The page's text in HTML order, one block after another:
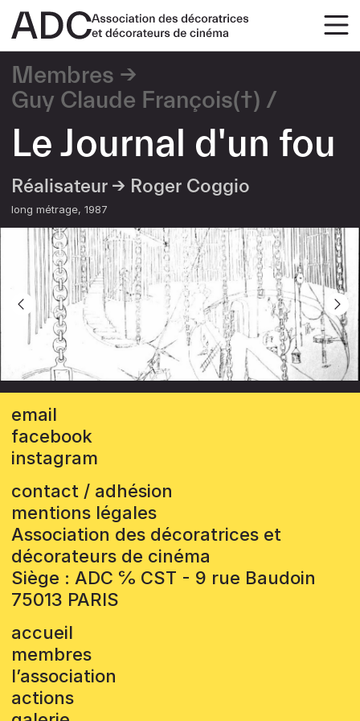
Membres
Guy Claude François(†)
Le Journal d'un fou
Réalisateur → Roger Coggio
long métrage 1987
email
facebook
instagram
contact / adhésion
mentions légales
Association des décoratrices et
décorateurs de cinéma
Siège : ADC ℅ CST - 9 rue Baudoin
75013 PARIS
accueil
membres
l’association
actions